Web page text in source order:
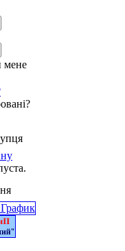
мене